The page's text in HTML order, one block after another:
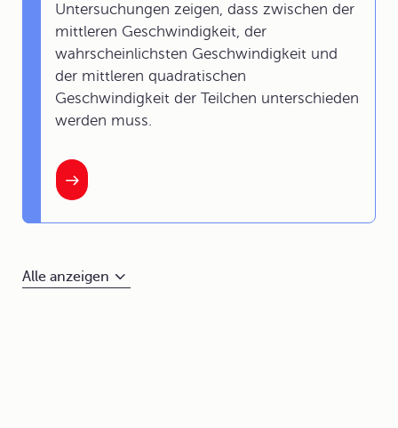
Untersuchungen zeigen, dass zwischen der
mittleren Geschwindigkeit, der
wahrscheinlichsten Geschwindigkeit und
der mittleren quadratischen
Geschwindigkeit der Teilchen unterschieden
werden muss.
Alle anzeigen